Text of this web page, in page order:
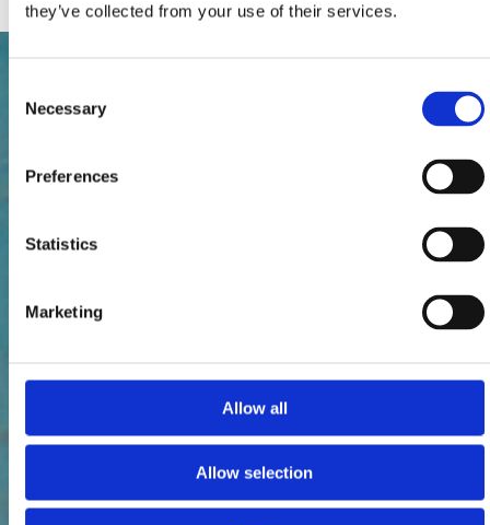
they’ve collected from your use of their services.
Selection
Necessary
Preferences
Statistics
Marketing
Allow all
Allow selection